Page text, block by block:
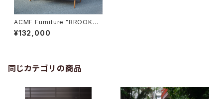
ACME Furniture "BROOKS
OPEN SHELF"
¥132,000
同じカテゴリの商品